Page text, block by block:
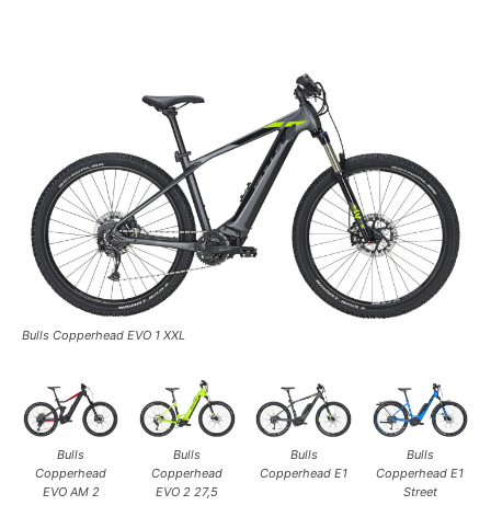
Bulls Copperhead EVO 1 XXL
Bulls
Copperhead
EVO AM 2
Bulls
Copperhead
EVO 2 27,5
Bulls
Copperhead E1
Bulls
Copperhead E1
Street